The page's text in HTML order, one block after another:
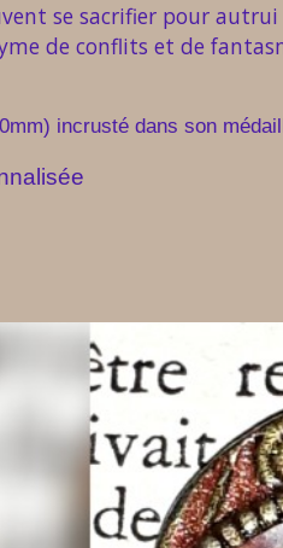
se sacrifier pour
de conflits et de
incrusté dans son
nalisée